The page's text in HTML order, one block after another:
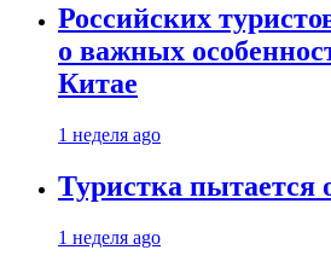
Российских
о важных
Китае
1 неделя ago
Туристка пытается
1 неделя ago